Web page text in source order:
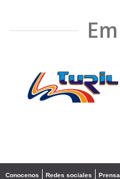
❮
Conocenos Redes sociales Prensa